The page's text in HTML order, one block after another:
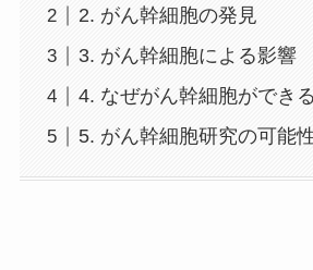
2. がん幹細胞の発見
3. がん幹細胞による影響
4. なぜがん幹細胞ができ
5. がん幹細胞研究の可能